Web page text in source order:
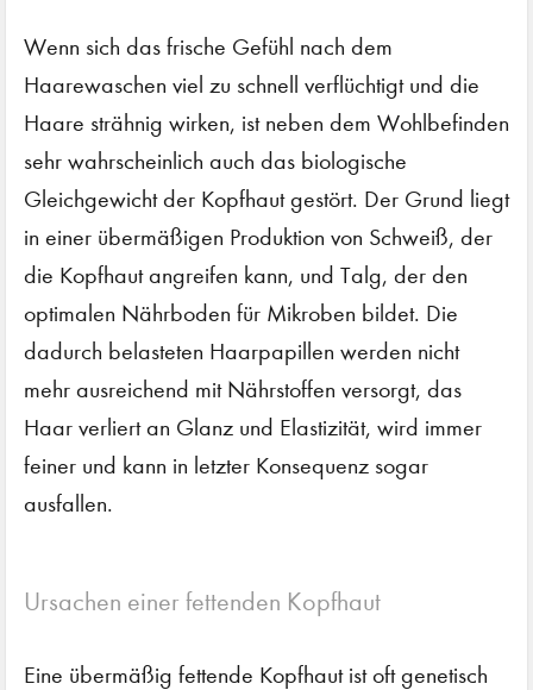
Wenn sich das frische Gefühl nach dem
Haarewaschen viel zu schnell verflüchtigt und die
Haare strähnig wirken, ist neben dem Wohlbefinden
sehr wahrscheinlich auch das biologische
Gleichgewicht der Kopfhaut gestört. Der Grund liegt
in einer übermäßigen Produktion von Schweiß, der
die Kopfhaut angreifen kann, und Talg, der den
optimalen Nährboden für Mikroben bildet. Die
dadurch belasteten Haarpapillen werden nicht
mehr ausreichend mit Nährstoffen versorgt, das
Haar verliert an Glanz und Elastizität, wird immer
feiner und kann in letzter Konsequenz sogar
ausfallen.
Ursachen einer fettenden Kopfhaut
Eine übermäßig fettende Kopfhaut ist oft genetisch